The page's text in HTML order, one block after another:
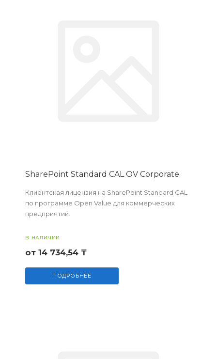
SharePoint Standard CAL OV Corporate
Клиентская лицензия на SharePoint Standard CAL
по программе Open Value для коммерческих
предприятий.
В НАЛИЧИИ
от 14 734,54 ₸
ПОДРОБНЕЕ